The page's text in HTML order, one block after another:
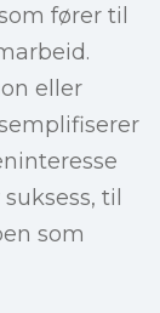
fører til
eller
til
som